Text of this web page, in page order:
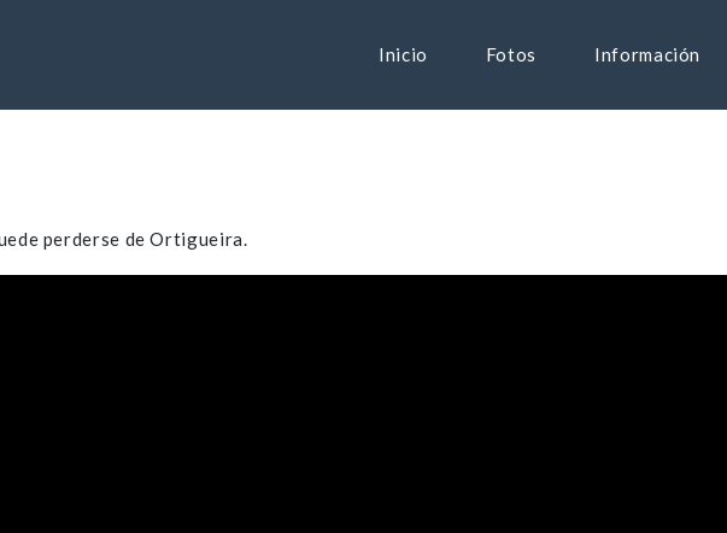
Inicio Fotos Información
perderse de Ortigueira.